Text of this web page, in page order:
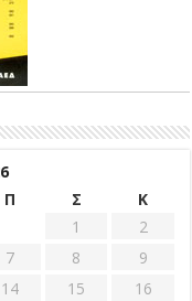
Π Σ
Κ
1
2
7 8
9
14 15
16